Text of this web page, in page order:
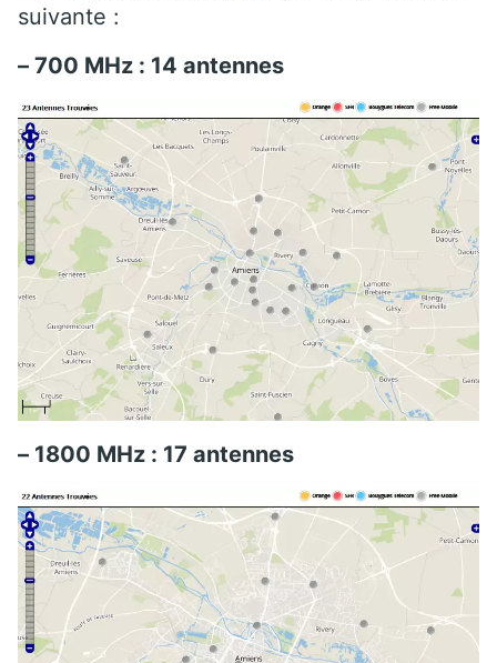
suivante :
– 700 MHz : 14 antennes
– 1800 MHz : 17 antennes